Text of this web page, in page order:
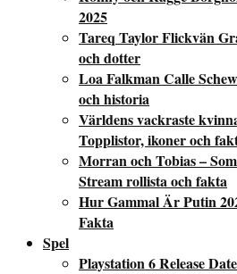
2025
Tareq Taylor Flickvän
och dotter
Loa Falkman Calle
och historia
Världens vackraste
Topplistor, ikoner och
Morran och Tobias –
Stream rollista och fakta
Hur Gammal Är Putin
Fakta
Spel
Playstation 6 Release